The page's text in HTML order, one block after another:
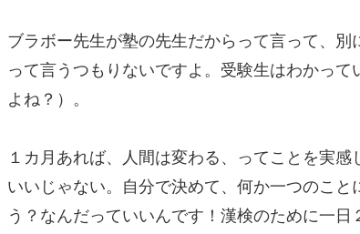
ブラボー先生が塾の先生だからって言って、別
って言うつもりないですよ。受験生はわかって
よね？）。
１カ月あれば、人間は変わる、ってことを実
いいじゃない。自分で決めて、何か一つのこと
う？なんだっていいんです！漢検のために一日